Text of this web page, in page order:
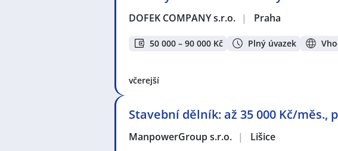
DOFEK COMPANY s.r.o. | Praha
50 000 – 90 000 Kč Plný úvazek
včerejší
Stavební dělník: až 35 000 Kč/měs.,
ManpowerGroup s.r.o. | Lišice